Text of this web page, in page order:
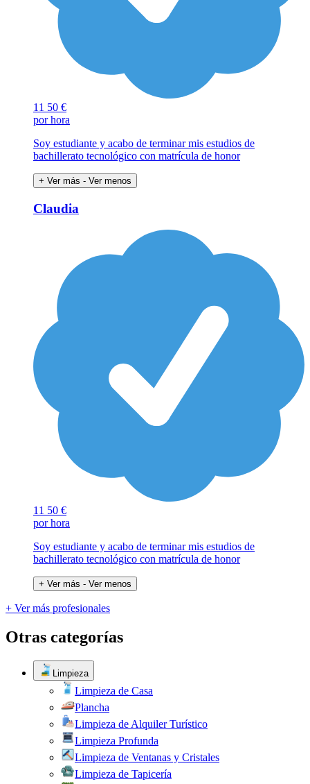
11 50 €
por hora
Soy estudiante y acabo de terminar mis estudios de
bachillerato tecnológico con matrícula de honor
+ Ver más - Ver menos
Claudia
11 50 €
por hora
Soy estudiante y acabo de terminar mis estudios de
bachillerato tecnológico con matrícula de honor
+ Ver más - Ver menos
+ Ver más profesionales
Otras categorías
Limpieza
Limpieza de Casa
Plancha
Limpieza de Alquiler Turístico
Limpieza Profunda
Limpieza de Ventanas y Cristales
Limpieza de Tapicería